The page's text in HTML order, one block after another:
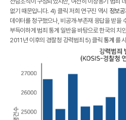
없기 때문입니다. 4) 클릭 저희 연구진 역시 정보
데이터를 청구했으나, 비공개·부존재 응답을 받을
부득이하게 범죄 통계 일반을 바탕으로 한국의 치
2011년 이후의 경찰청 강력범죄 5) 클릭 통계를